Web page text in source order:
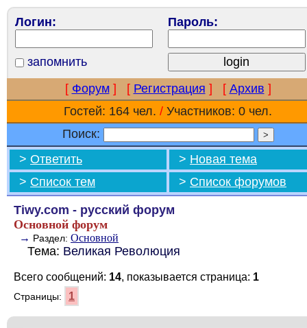
Логин: Пароль:
запомнить
[ Форум ] [ Регистрация ] [ Архив ]
Гостей: 164 чел. / Участников: 0 чел.
Поиск:
> Ответить > Новая тема
> Список тем > Список форумов
Tiwy.com - русский форум
Основной форум
→ Раздел: Основной
Тема: Великая Революция
Всего сообщений: 14, показывается страница: 1
Страницы: 1